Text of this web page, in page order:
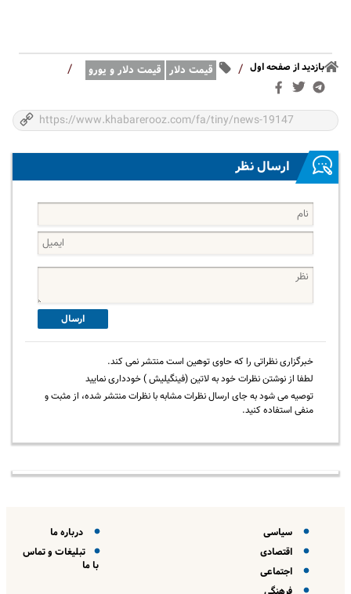
بازدید از صفحه اول / قیمت دلار قیمت دلار و یورو /
ارسال نظر
ارسال
خبرگزاری نظراتی را که حاوی توهین است منتشر نمی کند.
لطفا از نوشتن نظرات خود به لاتین (فینگیلیش ) خودداری نمایید
توصیه می شود به جای ارسال نظرات مشابه با نظرات منتشر شده، از مثبت و
منفی استفاده کنید.
سیاسی
اقتصادی
اجتماعی
فرهنگی
درباره ما
تبلیغات و تماس
با ما